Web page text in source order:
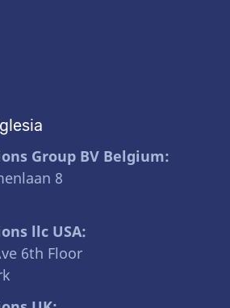
Group BV Belgium:
8
llc USA:
6th Floor